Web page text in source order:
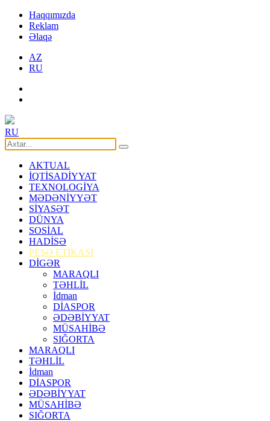
Haqqımızda
Reklam
Əlaqə
AZ
RU
RU
AKTUAL
İQTİSADİYYAT
TEXNOLOGİYA
MƏDƏNİYYƏT
SİYASƏT
DÜNYA
SOSİAL
HADİSƏ
PEŞƏ ETİKASI
DİGƏR
MARAQLI
TƏHLİL
İdman
DİASPOR
ƏDƏBİYYAT
MÜSAHİBƏ
SIĞORTA
MARAQLI
TƏHLİL
İdman
DİASPOR
ƏDƏBİYYAT
MÜSAHİBƏ
SIĞORTA